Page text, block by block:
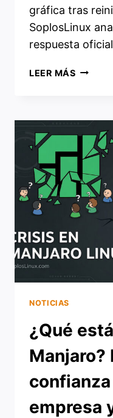
gráfica tras
SoplosLinux
respuesta
LEER MÁSBUG
LA
TRAS
EL
FALLO
KERNEL
6.19.6
NOTICIAS
¿Qué
Manjaro?
empresa